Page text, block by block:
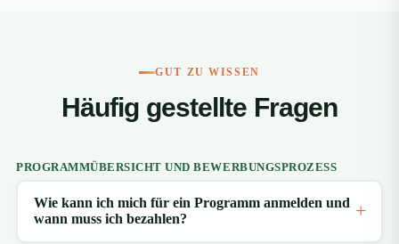
GUT ZU WISSEN
Häufig gestellte Fragen
PROGRAMMÜBERSICHT UND BEWERBUNGSPROZESS
Wie kann ich mich für ein Programm anmelden und
wann muss ich bezahlen?